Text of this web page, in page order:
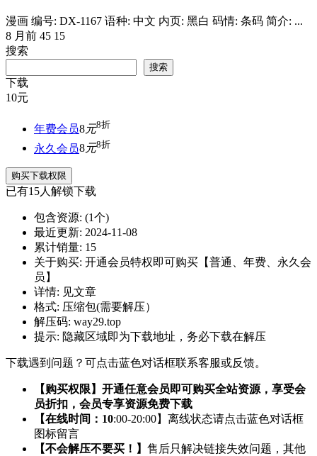
漫画 编号: DX-1167 语种: 中文 内页: 黑白 码情: 条码 简介: ...
8 月前 45 15
搜索
搜索
下载
10元
年费会员8元8折
永久会员8元8折
购买下载权限
已有15人解锁下载
包含资源: (1个)
最近更新: 2024-11-08
累计销量: 15
关于购买: 开通会员特权即可购买【普通、年费、永久会
员】
详情: 见文章
格式: 压缩包(需要解压）
解压码: way29.top
提示: 隐藏区域即为下载地址，务必下载在解压
下载遇到问题？可点击蓝色对话框联系客服或反馈。
【购买权限】开通任意会员即可购买全站资源，享受会
员折扣，会员专享资源免费下载
【在线时间：10:00-20:00】离线状态请点击蓝色对话框
图标留言
【不会解压不要买！】 售后只解决链接失效问题，其他